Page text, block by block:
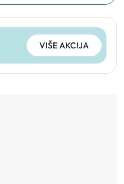
VIŠE AKCIJA